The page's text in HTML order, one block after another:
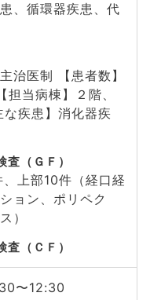
、循環器疾患、代
治医制 【患者数】
当病棟】２階、
な疾患】消化器疾
査（ＧＦ）
、上部10件（経口経
ョン、ポリペク
）
査（ＣＦ）
〜12:30